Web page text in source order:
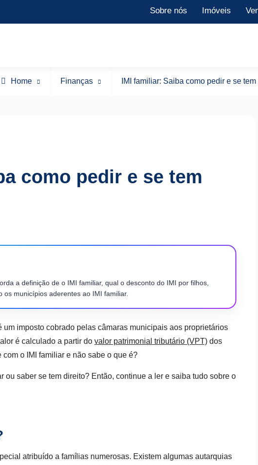
Sobre nós Imóveis
Home
Finanças IMI familiar: Saiba como pedir e se
como pedir e se tem
a definição de o IMI familiar, qual o desconto do IMI por filhos,
municípios aderentes ao IMI familiar.
um imposto cobrado pelas câmaras municipais aos proprietários
é calculado a partir do valor patrimonial tributário (VPT) dos
com o IMI familiar e não sabe o que é?
ou saber se tem direito? Então, continue a ler e saiba tudo sobre o
atribuído a famílias numerosas. Existem algumas autarquias